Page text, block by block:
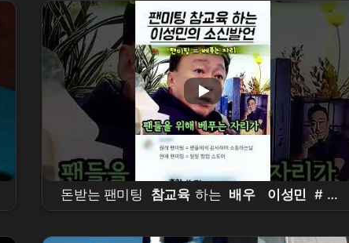
돈받는 팬미팅 참교육 하는 배우 이성민 # 이
성민 # 참교육